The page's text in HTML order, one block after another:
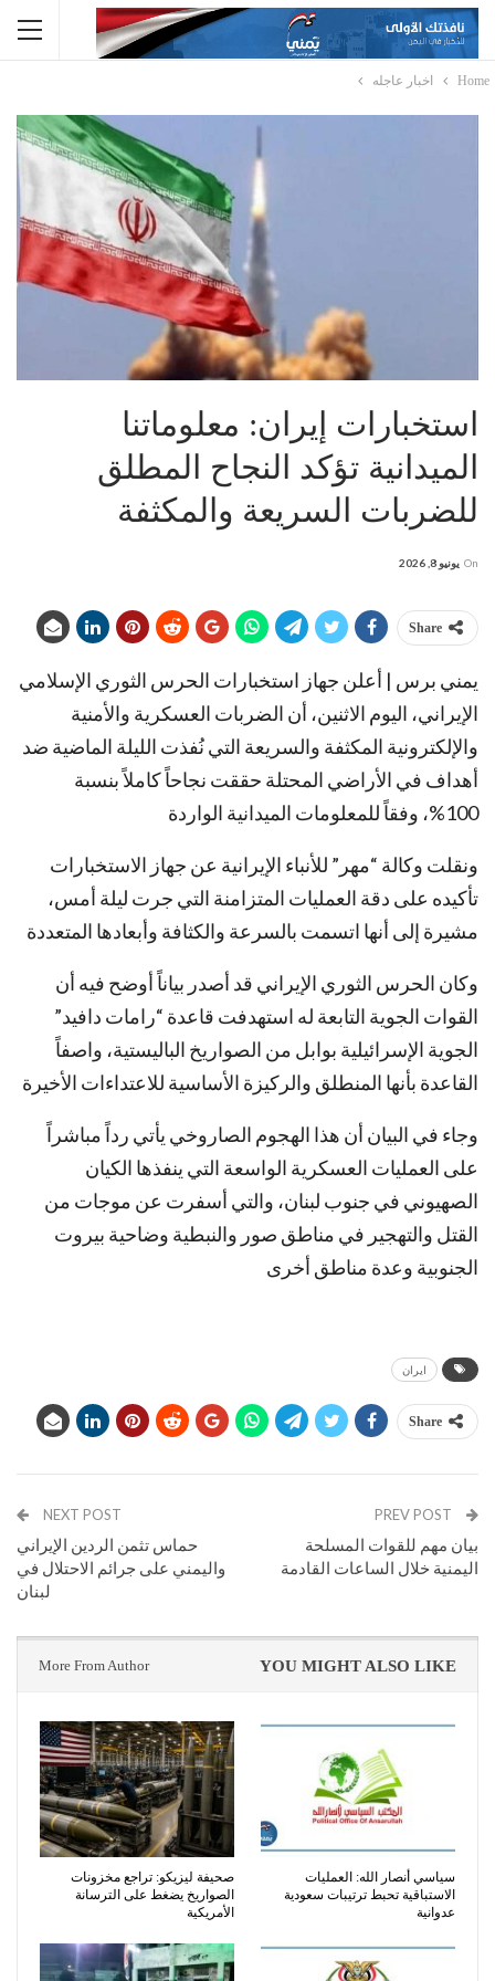
Home اخبار عاجله
استخبارات إيران: معلوماتنا
الميدانية تؤكد النجاح المطلق
للضربات السريعة والمكثفة
On يونيو 8, 2026
Share
يمني برس | أعلن جهاز استخبارات الحرس الثوري الإسلامي
الإيراني، اليوم الاثنين، أن الضربات العسكرية والأمنية
والإلكترونية المكثفة والسريعة التي نُفذت الليلة الماضية ضد
أهداف في الأراضي المحتلة حققت نجاحاً كاملاً بنسبة
100%، وفقاً للمعلومات الميدانية الواردة
ونقلت وكالة “مهر” للأنباء الإيرانية عن جهاز الاستخبارات
تأكيده على دقة العمليات المتزامنة التي جرت ليلة أمس،
مشيرة إلى أنها اتسمت بالسرعة والكثافة وأبعادها المتعددة
وكان الحرس الثوري الإيراني قد أصدر بياناً أوضح فيه أن
القوات الجوية التابعة له استهدفت قاعدة “رامات دافيد”
الجوية الإسرائيلية بوابل من الصواريخ الباليستية، واصفاً
القاعدة بأنها المنطلق والركيزة الأساسية للاعتداءات الأخيرة
وجاء في البيان أن هذا الهجوم الصاروخي يأتي رداً مباشراً
على العمليات العسكرية الواسعة التي ينفذها الكيان
الصهيوني في جنوب لبنان، والتي أسفرت عن موجات من
القتل والتهجير في مناطق صور والنبطية وضاحية بيروت
الجنوبية وعدة مناطق أخرى
ايران
Share
بيان مهم للقوات المسلحة
اليمنية خلال الساعات القادمة
NEXT POST
حماس تثمن الردين الإيراني
واليمني على جرائم الاحتلال في
لبنان
YOU MIGHT ALSO LIKE
More From Author
سياسي أنصار الله: العمليات
الاستباقية تحبط ترتيبات سعودية
عدوانية
صحيفة ليزيكو: تراجع مخزونات
الصواريخ يضغط على الترسانة
الأمريكية